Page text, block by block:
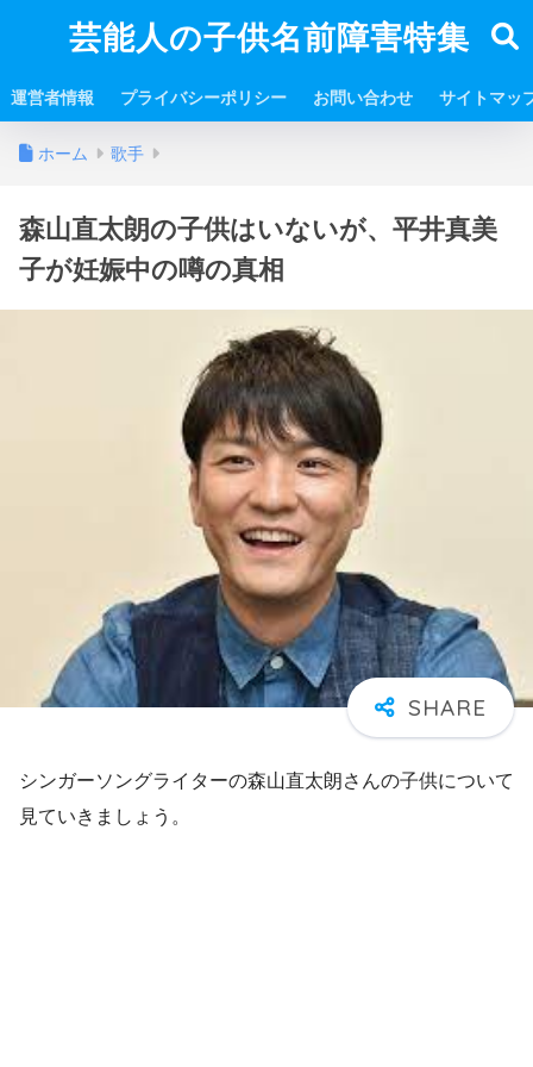
芸能人の子供名前障害特集
運営者情報 プライバシーポリシー お問い合わせ サイトマッ
ホーム 歌手
森山直太朗の子供はいないが、平井真美
子が妊娠中の噂の真相
シンガーソングライターの森山直太朗さんの子供について
見ていきましょう。